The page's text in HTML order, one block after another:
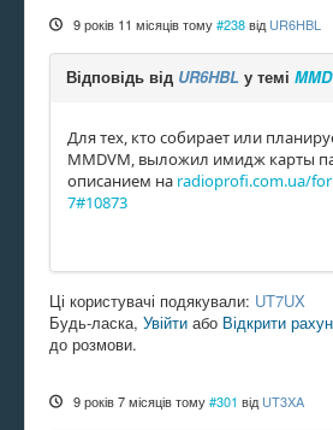
9 років 11 місяців тому #238 від UR6HBL
Відповідь від UR6HBL у темі
Для тех, кто собирает или
MMDVM, выложил имидж карты
описанием на radioprofi.com.ua/
7#10873
Ці користувачі подякували: UT7UX
Будь-ласка, Увійти або Відкрити
до розмови.
9 років 7 місяців тому #301 від UT3XA